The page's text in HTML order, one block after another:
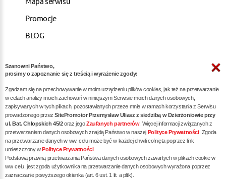
Promocje
BLOG
ARTYKUŁY
Pozycjonowanie dla kancelarii notarialnych -
skuteczna promocja w internecie
Skuteczne Pozycjonowanie, Marketing internetowy i
Reklama dla Siłowni oraz Trenerów Personalnych
Pozycjonowanie / reklama dla dietetyka - zwiększ
liczbę pacjentów poprzez skuteczne SEO
Szanowni Państwo,
prosimy o zapoznanie się z treścią i wyrażenie zgody:
Zgadzam się na przechowywanie w moim urządzeniu plików cookies, jak też na przetwarzanie
w celach analizy moich zachowań w niniejszym Serwisie moich danych osobowych,
zapisywanych w tych plikach, pozostawianych przeze mnie w ramach korzystania z Serwisu
prowadzonego przezSitePromotor Przemysław Uliasz z siedzibą w Dzierżoniowie przy
ul. Bat. Chłopskich 45/2oraz jegoZaufanych partnerów. Więcej informacji związanych z
przetwarzaniem danych osobowych znajdą Państwo w naszej Polityce Prywatności. Zgoda
na przetwarzanie danych w ww. celu może być w każdej chwili cofnięta poprzez link
umieszczony wPolityce Prywatności.
Podstawą prawną przetwarzania Państwa danych osobowych zawartych w plikach cookie w
ww. celu, jest zgoda użytkownika na przetwarzanie danych osobowych wyrażona poprzez
zaznaczanie powyższego okienka (art. 6 ust. 1 lit. a pltk).